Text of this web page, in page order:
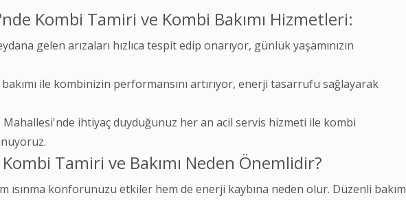
Kombi Tamiri ve Kombi Bakımı Hizmetleri:
gelen arızaları hızlıca tespit edip onarıyor, günlük yaşamınızın
ile kombinizin performansını artırıyor, enerji tasarrufu sağlayarak
Mahallesi'nde ihtiyaç duyduğunuz her an acil servis hizmeti ile kombi
Tamiri ve Bakımı Neden Önemlidir?
ısınma konforunuzu etkiler hem de enerji kaybına neden olur. Düzenli bakım